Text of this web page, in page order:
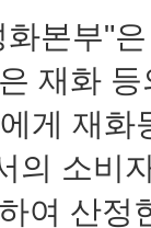
본부"
재화
게 재
의 소
여 산정